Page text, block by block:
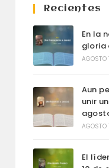
Recientes
En la
gloria
Aun
unir
El